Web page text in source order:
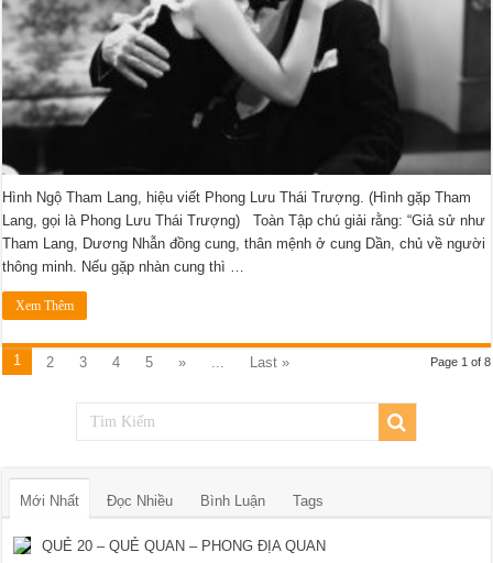
Hình Ngộ Tham Lang, hiệu viết Phong Lưu Thái Trượng. (Hình gặp Tham
Lang, gọi là Phong Lưu Thái Trượng) Toàn Tập chú giải rằng: “Giả sử như
Tham Lang, Dương Nhẫn đồng cung, thân mệnh ở cung Dần, chủ về người
thông minh. Nếu gặp nhàn cung thì …
Xem Thêm
Page 1 of 8
1 2 3 4 5 » ... Last »
Mới Nhất Đọc Nhiều Bình Luận Tags
QUẺ 20 – QUẺ QUAN – PHONG ĐỊA QUAN